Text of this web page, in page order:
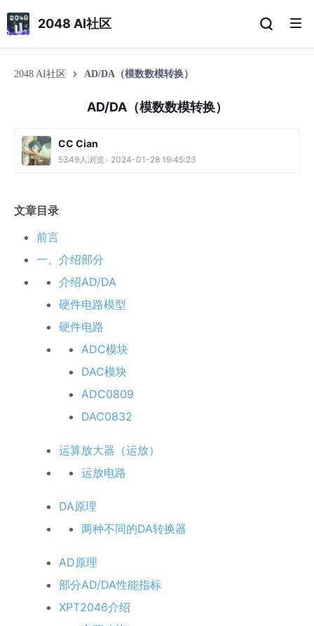
2048 AI社区
2048 AI社区 AD/DA（模数数模转换）
AD/DA（模数数模转换）
CC Cian
5349人浏览 · 2024-01-28 19:45:23
文章目录
前言
一、介绍部分
介绍AD/DA
硬件电路模型
硬件电路
ADC模块
DAC模块
ADC0809
DAC0832
运算放大器（运放）
运放电路
DA原理
两种不同的DA转换器
AD原理
部分AD/DA性能指标
XPT2046介绍